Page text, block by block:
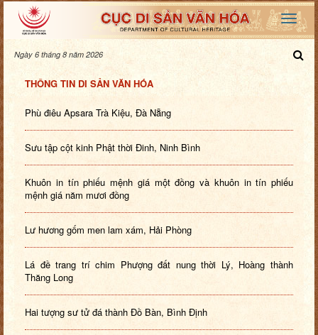
Ngày 6 tháng 8 năm 2026
THÔNG TIN DI SẢN VĂN HÓA
Phù điêu Apsara Trà Kiệu, Đà Nẵng
Sưu tập cột kinh Phật thời Đinh, Ninh Bình
Khuôn in tín phiếu mệnh giá một đồng và khuôn in tín phiếu
mệnh giá năm mươi đồng
Lư hương gốm men lam xám, Hải Phòng
Lá đề trang trí chim Phượng đất nung thời Lý, Hoàng thành
Thăng Long
Hai tượng sư tử đá thành Đồ Bàn, Bình Định